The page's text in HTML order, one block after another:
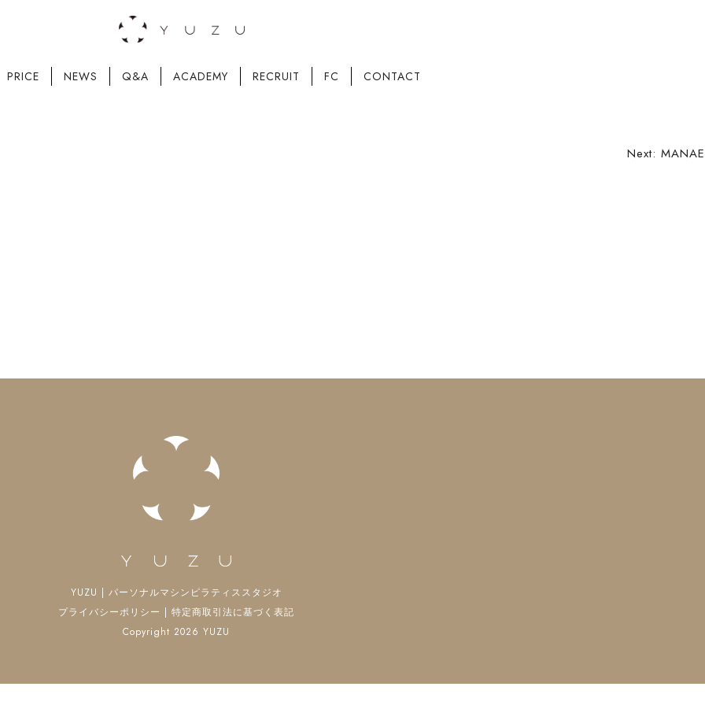
PRICE NEWS Q&A ACADEMY RECRUIT FC CONTACT
Next: MANAE
YUZU | パーソナルマシンピラティススタジオ
プライバシーポリシー | 特定商取引法に基づく表記
Copyright 2026 YUZU